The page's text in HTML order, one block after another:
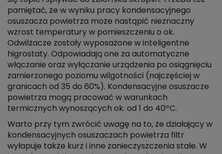
pamiętać, że w wyniku pracy kondensacyjnego
osuszacza powietrza może nastąpić nieznaczny
wzrost temperatury w pomieszczeniu o ok.
Odwilżacze zostały wyposażone w inteligentne
higrostaty. Odpowiadają one za automatyczne
włączanie oraz wyłączanie urządzenia po osiągnięciu
zamierzonego poziomu wilgotności (najczęściej w
granicach od 35 do 60%). Kondensacyjne osuszacze
powietrza mogą pracować w warunkach
termicznych wynoszących ok. od 1 do 40ºC.
Warto przy tym zwrócić uwagę na to, że działający w
kondensacyjnych osuszaczach powietrza filtr
wyłapuje także kurz i inne zanieczyszczenia stałe. W